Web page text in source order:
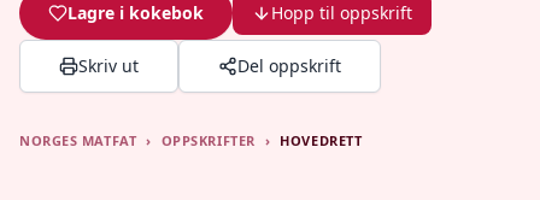
Lagre i kokebok Hopp til oppskrift
Skriv ut Del oppskrift
NORGES MATFAT › OPPSKRIFTER › HOVEDRETT